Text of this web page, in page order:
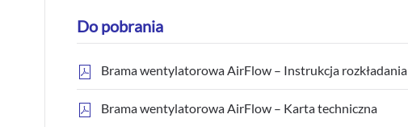
Do pobrania
Brama wentylatorowa AirFlow – Instrukcja rozkładania
Brama wentylatorowa AirFlow – Karta techniczna